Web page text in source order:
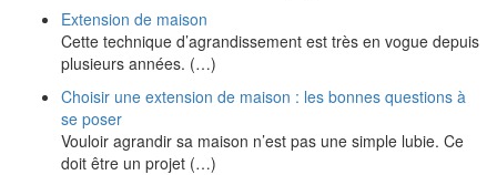
Extension de maison
Cette technique d’agrandissement est très en vogue depuis
plusieurs années. (…)
Choisir une extension de maison : les bonnes questions à
se poser
Vouloir agrandir sa maison n’est pas une simple lubie. Ce
doit être un projet (…)